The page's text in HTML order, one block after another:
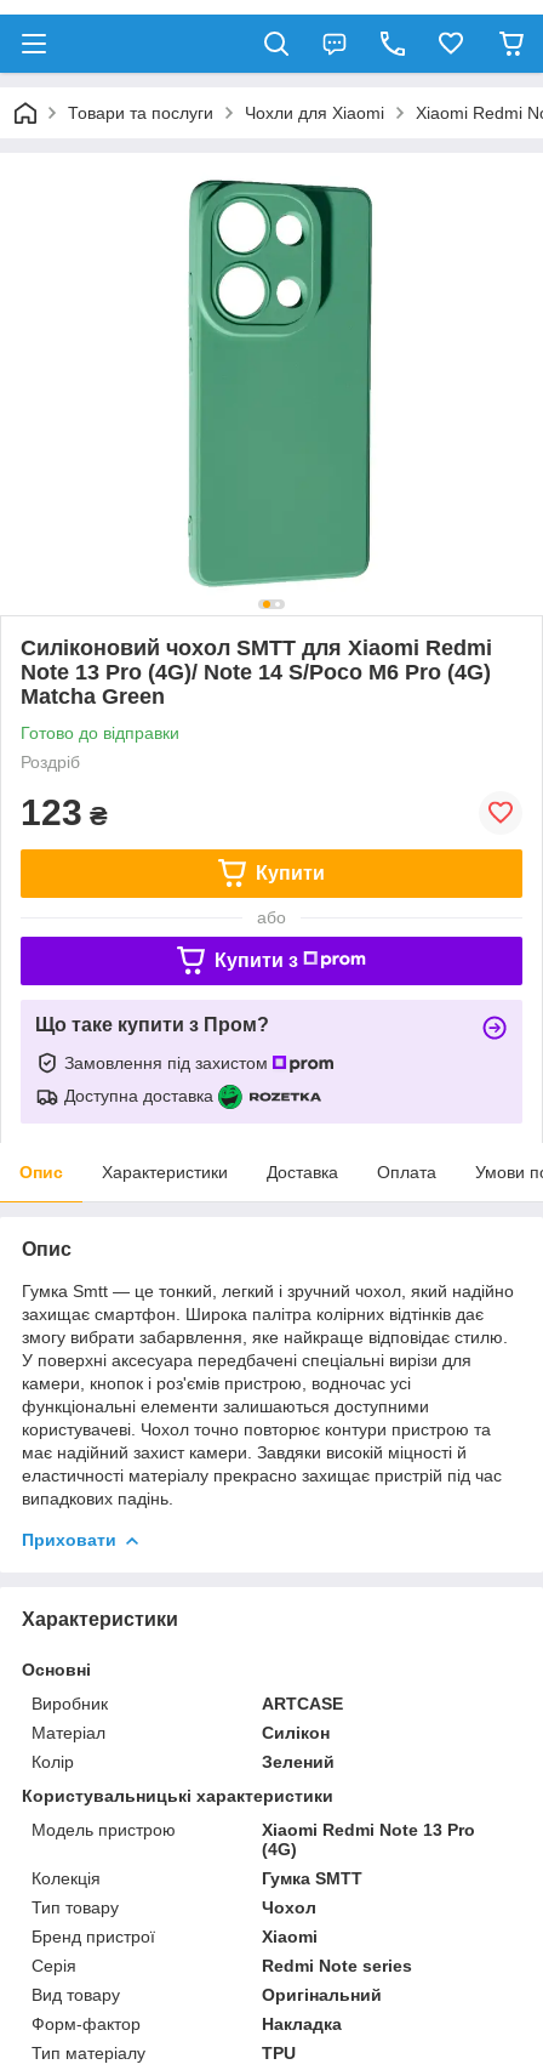
Товари та послуги Чохли для Xiaomi Xiaomi Redmi
Силіконовий чохол SMTT для Xiaomi Redmi
Note 13 Pro (4G)/ Note 14 S/Poco M6 Pro (4G)
Matcha Green
Готово до відправки
Роздріб
123 ₴
Купити
або
Купити з
Що таке купити з Пром?
Замовлення під захистом
Доступна доставка
Опис Характеристики Доставка Оплата Умови
Опис
Гумка Smtt — це тонкий, легкий і зручний чохол, який надійно
захищає смартфон. Широка палітра колірних відтінків дає
змогу вибрати забарвлення, яке найкраще відповідає стилю.
У поверхні аксесуара передбачені спеціальні вирізи для
камери, кнопок і роз'ємів пристрою, водночас усі
функціональні елементи залишаються доступними
користувачеві. Чохол точно повторює контури пристрою та
має надійний захист камери. Завдяки високій міцності й
еластичності матеріалу прекрасно захищає пристрій під час
випадкових падінь.
Приховати
Характеристики
Основні
Виробник
ARTCASE
Матеріал
Силікон
Колір
Зелений
Користувальницькі характеристики
Модель пристрою
Xiaomi Redmi Note 13 Pro
(4G)
Колекція
Гумка SMTT
Тип товару
Чохол
Бренд пристрої
Xiaomi
Серія
Redmi Note series
Вид товару
Оригінальний
Форм-фактор
Накладка
Тип матеріалу
TPU